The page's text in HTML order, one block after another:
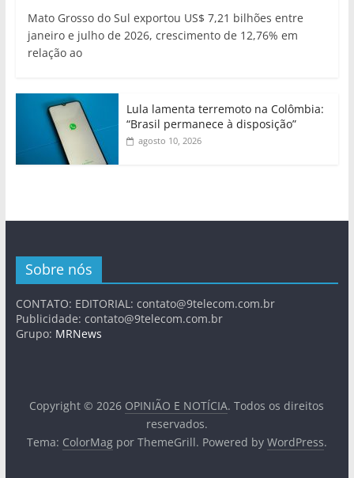
Mato Grosso do Sul exportou US$ 7,21 bilhões entre
janeiro e julho de 2026, crescimento de 12,76% em
relação ao
Lula lamenta terremoto na Colômbia:
“Brasil permanece à disposição”
agosto 10, 2026
Sobre nós
CONTATO: EDITORIAL: contato@9telecom.com.br
Publicidade: contato@9telecom.com.br
Grupo: MRNews
Copyright © 2026 OPINIÃO E NOTÍCIA. Todos os direitos
reservados.
Tema: ColorMagpor ThemeGrill. Powered by WordPress.